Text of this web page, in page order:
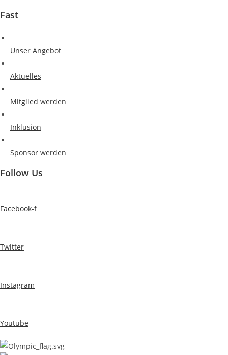
Fast
Unser Angebot
Aktuelles
Mitglied werden
Inklusion
Sponsor werden
Follow Us
Facebook-f
Twitter
Instagram
Youtube